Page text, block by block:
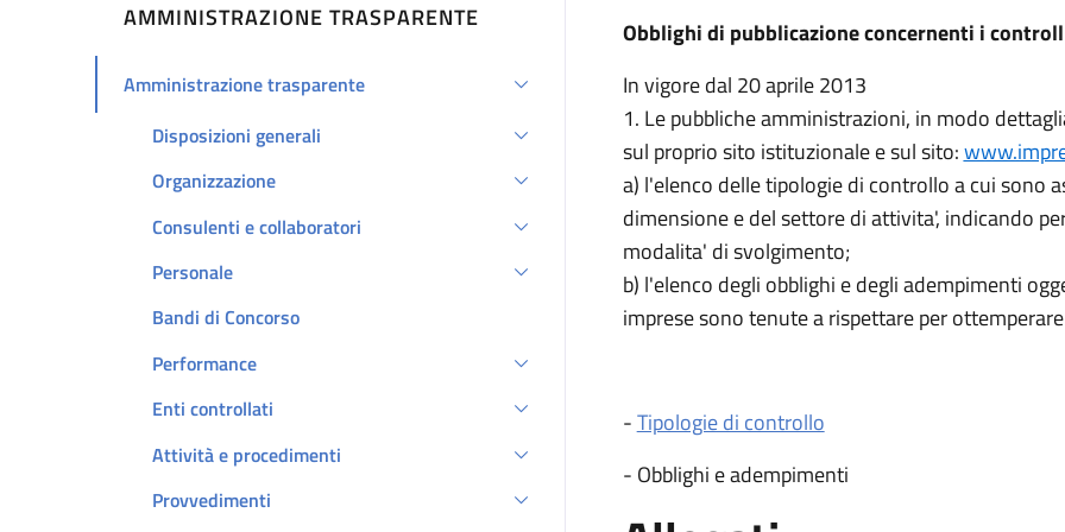
AMMINISTRAZIONE TRASPARENTE
Amministrazione trasparente
Attivo
Disposizioni generali
Organizzazione
Consulenti e collaboratori
Personale
Bandi di Concorso
Performance
Enti controllati
Attività e procedimenti
Provvedimenti
Descrizione
Obblighi di pubblicazione concernenti i
In vigore dal 20 aprile 2013
1. Le pubbliche amministrazioni, in modo
sul proprio sito istituzionale e sul sito:
a) l'elenco delle tipologie di controllo a cui sono
dimensione e del settore di attivita', indicando
modalita' di svolgimento;
b) l'elenco degli obblighi e degli adempimenti
imprese sono tenute a rispettare per
-Tipologie di controllo
- Obblighi e adempimenti